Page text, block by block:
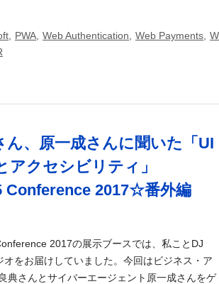
PWA Web Authentication Web Payments
ん、原一成さんに聞いた「UI
アクセシビリティ」
Conference 2017☆番外編
2017の展示ブースでは、私ことDJ
オをお届けしていました。今回はビジネス・ア
典さんとサイバーエージェント原一成さんをゲ